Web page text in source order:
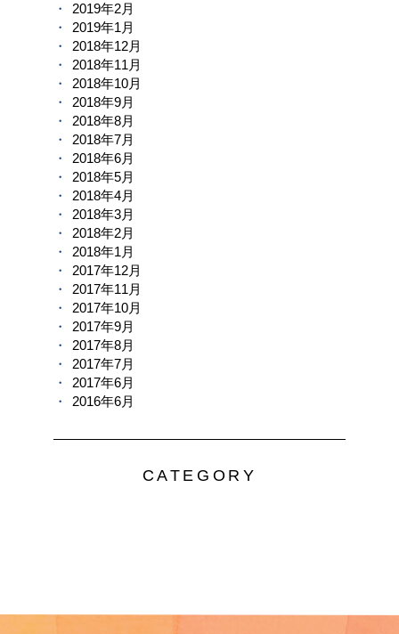
2019年2月
2019年1月
2018年12月
2018年11月
2018年10月
2018年9月
2018年8月
2018年7月
2018年6月
2018年5月
2018年4月
2018年3月
2018年2月
2018年1月
2017年12月
2017年11月
2017年10月
2017年9月
2017年8月
2017年7月
2017年6月
2016年6月
CATEGORY